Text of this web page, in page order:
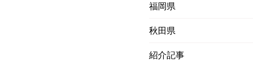
福岡県
秋田県
紹介記事